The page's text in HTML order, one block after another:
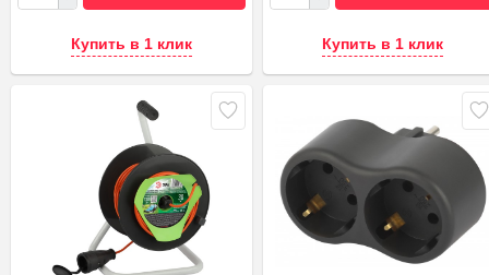
Купить в 1 клик Купить в 1 клик